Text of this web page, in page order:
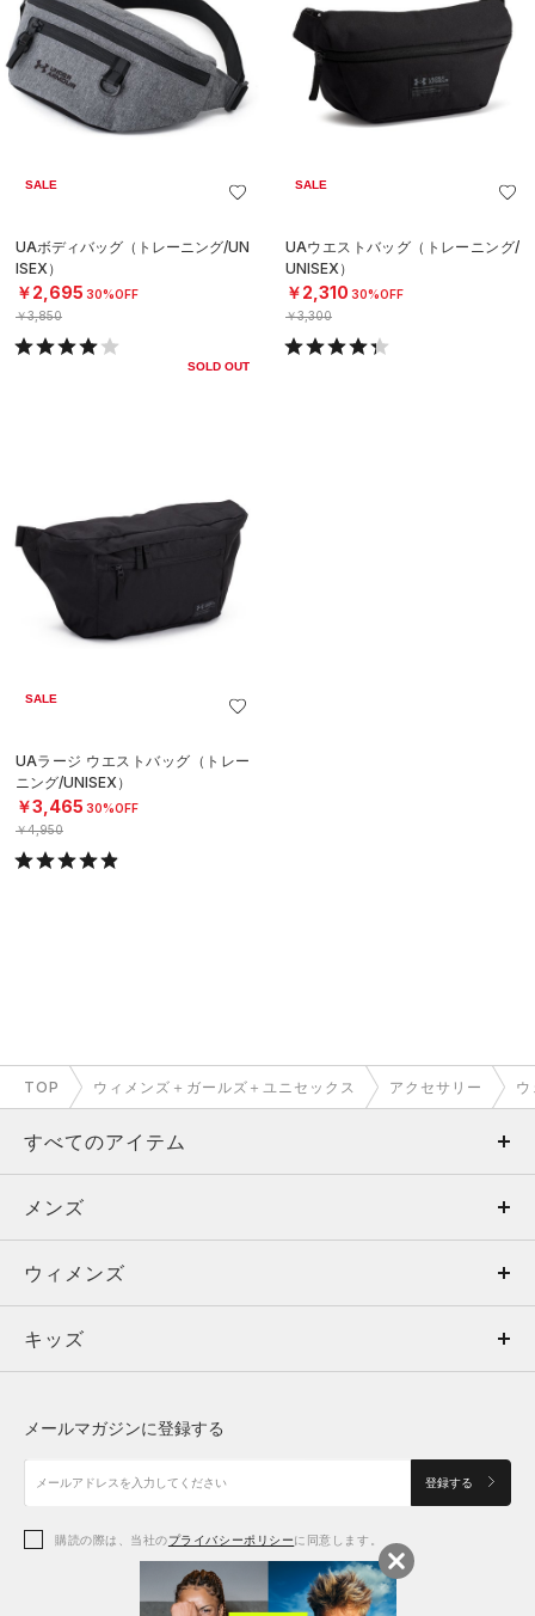
SALE
UAボディバッグ（トレーニング/UN
ISEX）
￥2,695 30%OFF
￥3,850
SOLD OUT
SALE
UAウエストバッグ（トレーニング/
UNISEX）
￥2,310 30%OFF
￥3,300
SALE
UAラージ ウエストバッグ（トレー
ニング/UNISEX）
￥3,465 30%OFF
￥4,950
TOP ウィメンズ＋ガールズ＋ユニセックス アクセサリー
すべてのアイテム
メンズ
ウィメンズ
キッズ
アクセサリー
メンズ
トップス
ボトムス
アクセサリー
ウィメンズ
トップス
シューズ
アクセサリー
キッズ
シューズ
メールマガジンに登録する
登録する
購読の際は、当社のプライバシーポリシーに同意します。